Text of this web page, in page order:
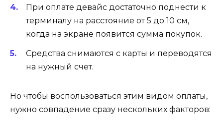
При оплате девайс достаточно поднести к
терминалу на расстояние от 5 до 10 см,
когда на экране появится сумма покупок.
Средства снимаются с карты и переводятся
на нужный счет.
Но чтобы воспользоваться этим видом оплаты,
нужно совпадение сразу нескольких факторов: